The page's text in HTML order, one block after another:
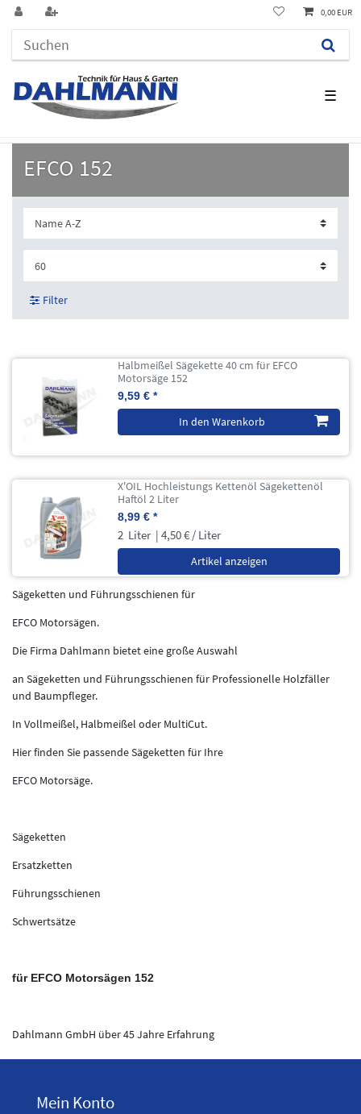
☰
0,00 EUR
EFCO 152
Filter
Halbmeißel Sägekette 40 cm für EFCO
Motorsäge 152
9,59 € *
In den Warenkorb
X'OIL Hochleistungs Kettenöl Sägekettenöl
Haftöl 2 Liter
8,99 € *
2 Liter | 4,50 € / Liter
Artikel anzeigen
Sägeketten und Führungsschienen für
EFCO Motorsägen.
Die Firma Dahlmann bietet eine große Auswahl
an Sägeketten und Führungsschienen für Professionelle Holzfäller
und Baumpfleger.
In Vollmeißel, Halbmeißel oder MultiCut.
Hier finden Sie passende Sägeketten für Ihre
EFCO Motorsäge.
Sägeketten
Ersatzketten
Führungsschienen
Schwertsätze
für EFCO Motorsägen 152
Dahlmann GmbH über 45 Jahre Erfahrung
Mein Konto